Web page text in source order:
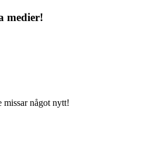
medier!
missar något nytt!